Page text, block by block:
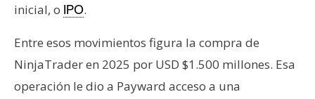
inicial, o IPO.
Entre esos movimientos figura la compra de
NinjaTrader en 2025 por USD $1.500 millones. Esa
operación le dio a Payward acceso a una